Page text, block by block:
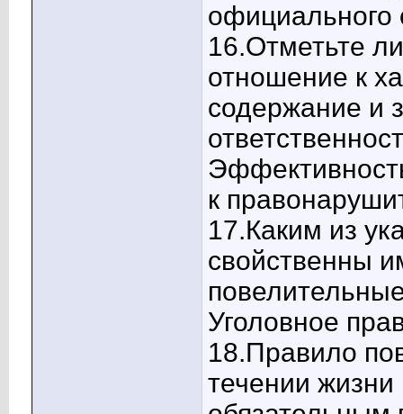
официального
16.Отметьте
отношение к
содержание и
к
17.Каким из
свойственны
Уголовное
18.Правило
течении жизни